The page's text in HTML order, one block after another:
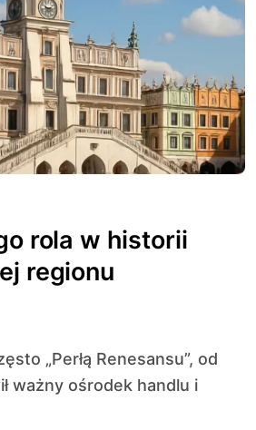
rola w historii
regionu
ważny ośrodek handlu i